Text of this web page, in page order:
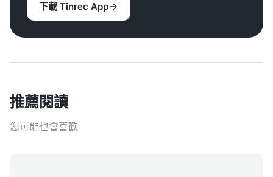
下載 Tinrec App
推薦閱讀
您可能也會喜歡